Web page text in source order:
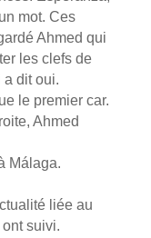
mot. Ces
Ahmed qui
les clefs de
a dit oui.
le premier car.
Ahmed
Málaga.
liée au
suivi.